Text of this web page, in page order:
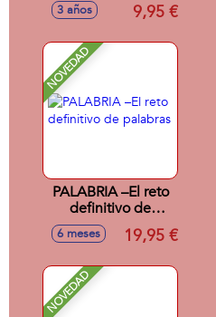
3 años 9,95 €
NOVEDAD
PALABRIA –El reto
definitivo de
palabras
6 meses 19,95 €
NOVEDAD